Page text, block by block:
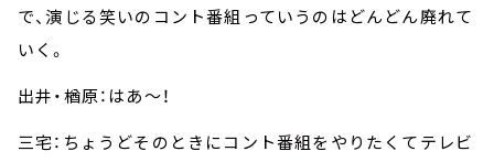
で、演じる笑いのコント番組っていうのはどんどん廃れて
いく。
出井・楢原：はあ～！
三宅：ちょうどそのときにコント番組をやりたくてテレビ